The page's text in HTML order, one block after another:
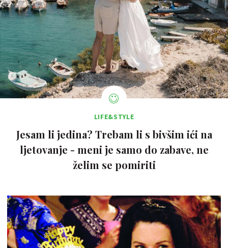
LIFE&STYLE
Jesam li jedina? Trebam li s bivšim ići na
ljetovanje - meni je samo do zabave, ne
želim se pomiriti